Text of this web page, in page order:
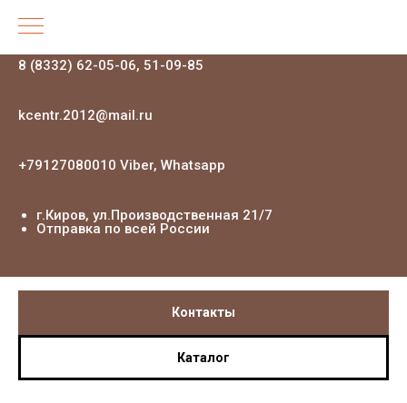
8 (8332) 62-05-06, 51-09-85
kcentr.2012@mail.ru
+79127080010 Viber, Whatsapp
г.Киров, ул.Производственная 21/7
Отправка по всей России
Контакты
Каталог